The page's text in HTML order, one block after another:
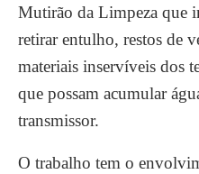
Mutirão da Limpeza que
retirar entulho, restos de
materiais inservíveis dos
que possam acumular
transmissor.
O trabalho tem o